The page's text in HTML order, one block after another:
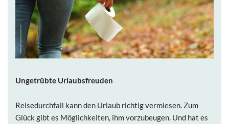
Ungetrübte Urlaubsfreuden
Reisedurchfall kann den Urlaub richtig vermiesen. Zum
Glück gibt es Möglichkeiten, ihm vorzubeugen. Und hat es